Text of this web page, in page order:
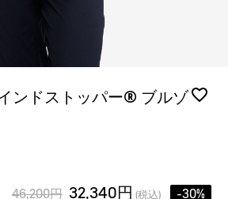
ンドストッパー® ブルゾ
46,200円 32,340円 (税込) -30%